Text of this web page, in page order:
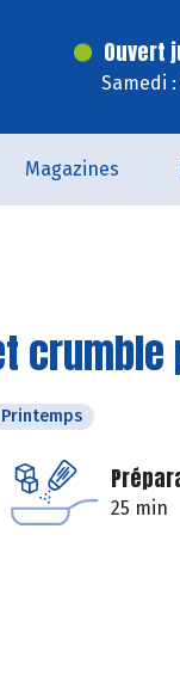
Ouvert
Samedi
Magazines
Printemps
25 min